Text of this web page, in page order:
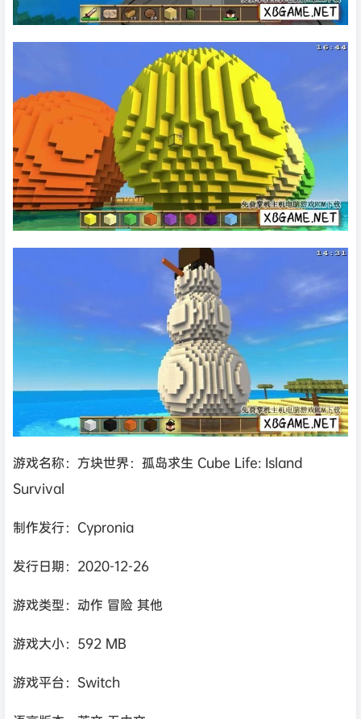
游戏名称：方块世界：孤岛求生 Cube Life: Island
Survival
制作发行：Cypronia
发行日期：2020-12-26
游戏类型：动作 冒险 其他
游戏大小：592 MB
游戏平台：Switch